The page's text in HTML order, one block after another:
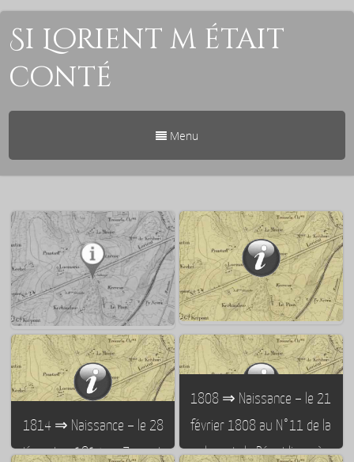
Si Lorient m était
conté
Menu
1937 : Construction de la gare
routière de Lorient – sur la
1849 à 1881 ⇒ Joseph Charil
Louis
1814 ⇒ Naissance – le 28
décembre 1814 au 7 rue du
1808 ⇒ Naissance – le 21
février 1808 au N°11 de la
place de la République à